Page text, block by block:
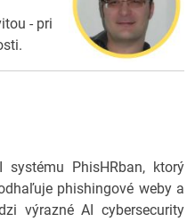
- pri
PhisHRban, ktorý
phishingové weby a
výrazné AI cybersecurity